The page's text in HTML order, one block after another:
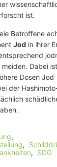
ist.
Betroffene
Jod in ihrer
Dabei
Dosen Jod
der
,
,
, SDG